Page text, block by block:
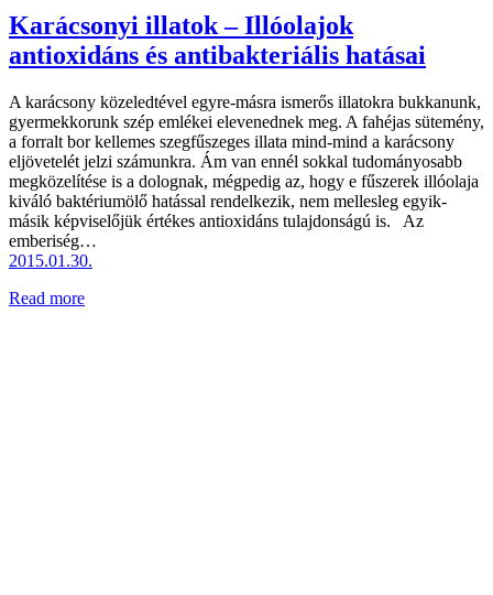
Karácsonyi illatok – Illóolajok
antioxidáns és antibakteriális hatásai
A karácsony közeledtével egyre-másra ismerős illatokra bukkanunk,
gyermekkorunk szép emlékei elevenednek meg. A fahéjas sütemény,
a forralt bor kellemes szegfűszeges illata mind-mind a karácsony
eljövetelét jelzi számunkra. Ám van ennél sokkal tudományosabb
megközelítése is a dolognak, mégpedig az, hogy e fűszerek illóolaja
kiváló baktériumölő hatással rendelkezik, nem mellesleg egyik-
másik képviselőjük értékes antioxidáns tulajdonságú is. Az
emberiség…
2015.01.30.
Read more